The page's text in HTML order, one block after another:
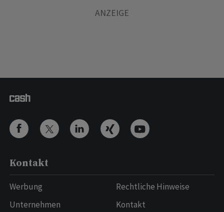
Kontakt
Werbung
Unternehmen
Rechtliche Hinweise
Kontakt